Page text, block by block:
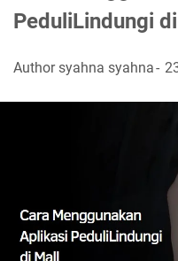
PeduliLindungi di
Authorsyahna syahna